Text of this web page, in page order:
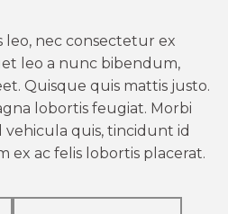
nec consectetur ex
leo a nunc bibendum,
Quisque quis mattis justo.
lobortis feugiat. Morbi
quis, tincidunt id
ex ac felis lobortis placerat.